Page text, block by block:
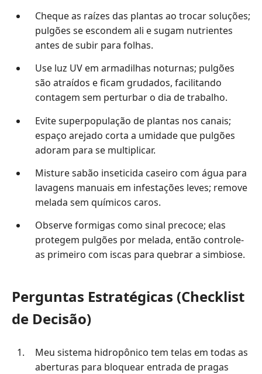
Cheque as raízes das plantas ao trocar soluções;
pulgões se escondem ali e sugam nutrientes
antes de subir para folhas.
Use luz UV em armadilhas noturnas; pulgões
são atraídos e ficam grudados, facilitando
contagem sem perturbar o dia de trabalho.
Evite superpopulação de plantas nos canais;
espaço arejado corta a umidade que pulgões
adoram para se multiplicar.
Misture sabão inseticida caseiro com água para
lavagens manuais em infestações leves; remove
melada sem químicos caros.
Observe formigas como sinal precoce; elas
protegem pulgões por melada, então controle-
as primeiro com iscas para quebrar a simbiose.
Perguntas Estratégicas (Checklist
de Decisão)
Meu sistema hidropônico tem telas em todas as
aberturas para bloquear entrada de pragas